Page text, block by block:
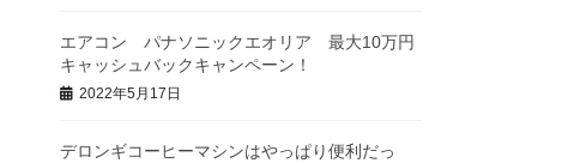
エアコン パナソニックエオリア 最大10万円
キャッシュバックキャンペーン！
2022年5月17日
デロンギコーヒーマシンはやっぱり便利だっ